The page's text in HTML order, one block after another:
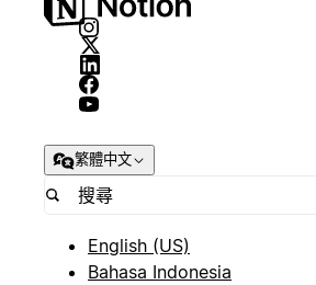
繁體中文
English (US)
Bahasa Indonesia